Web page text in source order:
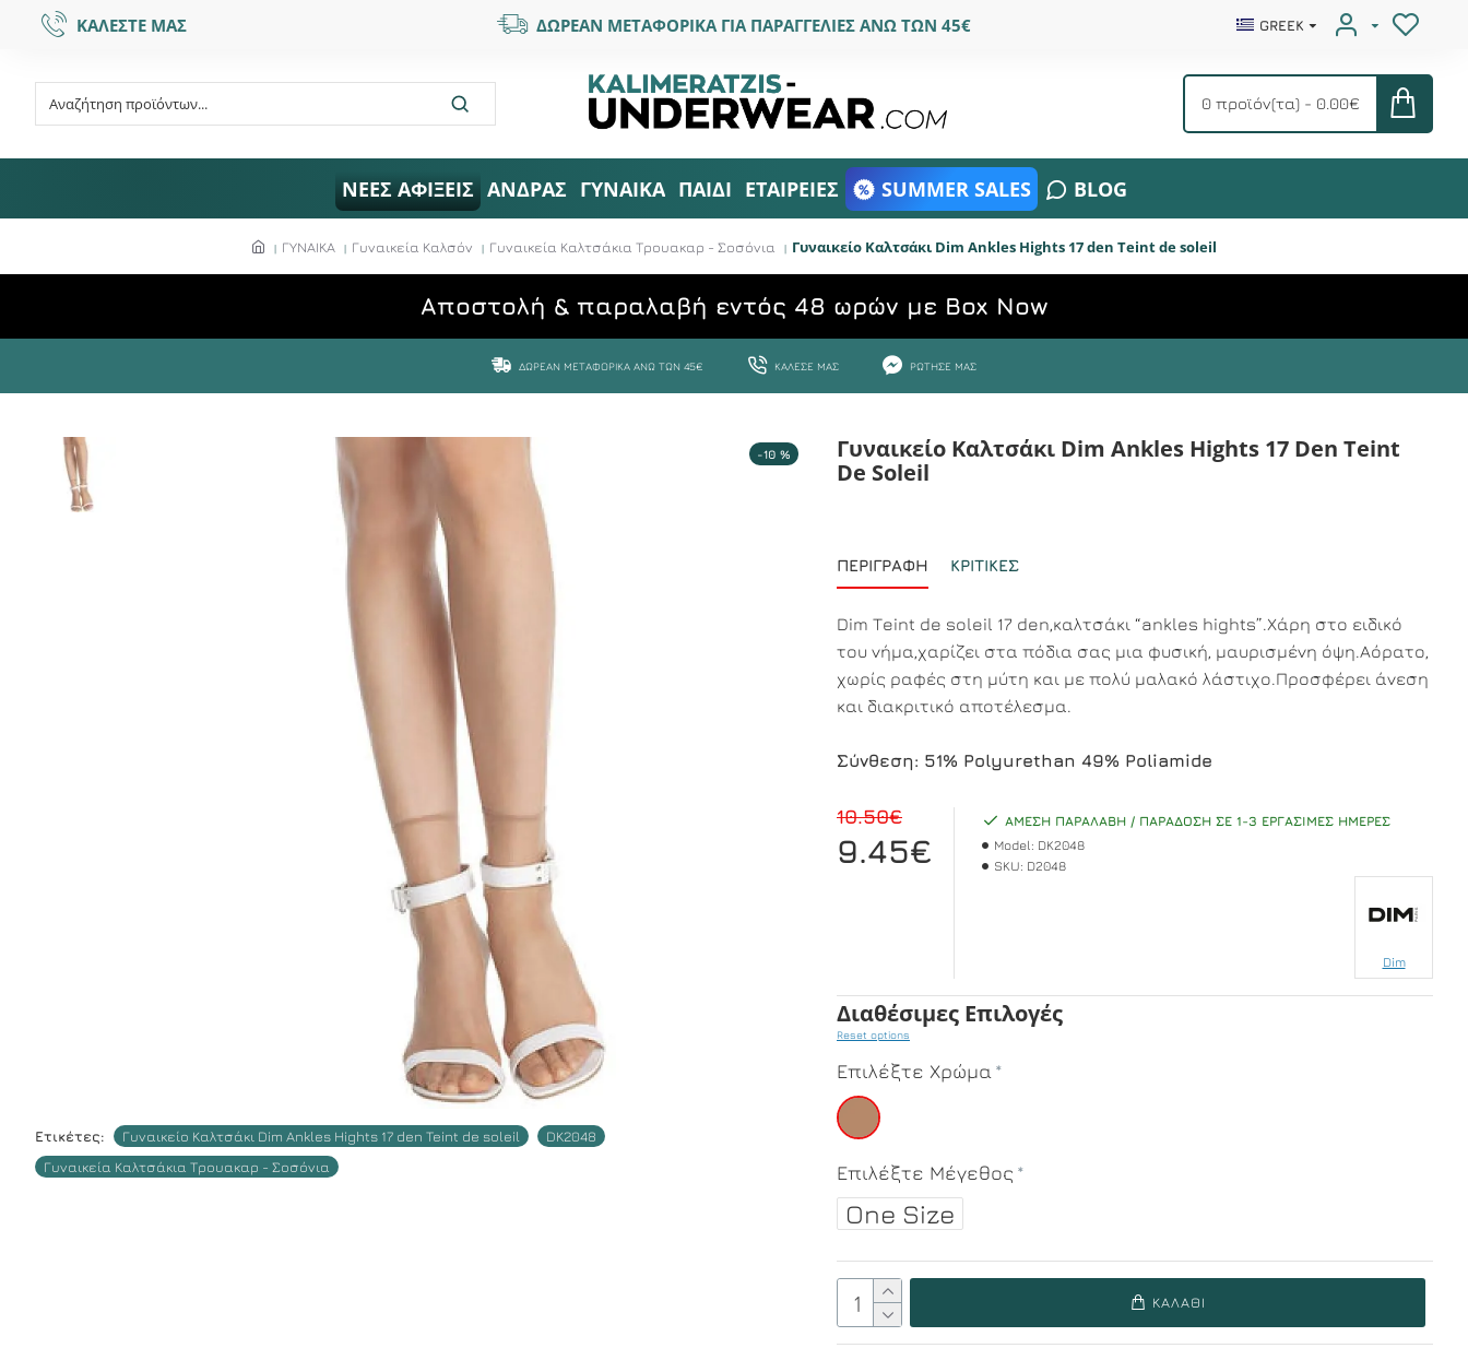
ΚΑΛΕΣΤΕ ΜΑΣ ΔΩΡΕΑΝ ΜΕΤΑΦΟΡΙΚΑ ΓΙΑ ΠΑΡΑΓΓΕΛΙΕΣ ΑΝΩ ΤΩΝ 45€ GREEK
0 προϊόν(τα) - 0.00€
ΝΕΕΣ ΑΦΙΞΕΙΣ ΑΝΔΡΑΣ ΓΥΝΑΙΚΑ ΠΑΙΔΙ ΕΤΑΙΡΕΙΕΣ SUMMER SALES BLOG
ΓΥΝΑΙΚΑ Γυναικεία Καλσόν Γυναικεία Καλτσάκια Τρουακαρ - Σοσόνια Γυναικείο Καλτσάκι Dim Ankles Hights 17 den Teint de soleil
Aποστολή & παραλαβή εντός 48 ωρών με Box Now
ΔΩΡΕΆΝ ΜΕΤΑΦΟΡΙΚΆ ΆΝΩ ΤΩΝ 45€ ΚΆΛΕΣΕ ΜΑΣ ΡΏΤΗΣΕ ΜΑΣ
-10 %
Ετικέτες: Γυναικείο Καλτσάκι Dim Ankles Hights 17 den Teint de soleil
DK2048
Γυναικεία Καλτσάκια Τρουακαρ - Σοσόνια
Γυναικείο Καλτσάκι Dim Ankles Hights 17 Den Teint
De Soleil
ΠΕΡΙΓΡΑΦΉ ΚΡΙΤΙΚΈΣ
Dim Τeint de soleil 17 den,καλτσάκι “ankles hights”.Χάρη στο ειδικό
του νήμα,χαρίζει στα πόδια σας μια φυσική, μαυρισμένη όψη.Αόρατο,
χωρίς ραφές στη μύτη και με πολύ μαλακό λάστιχο.Προσφέρει άνεση
και διακριτικό αποτέλεσμα.
Σύνθεση: 51% Polyurethan 49% Poliamide
9.45€
10.50€
ΆΜΕΣΗ ΠΑΡΑΛΑΒΉ / ΠΑΡΆΔΟΣΗ ΣΕ 1-3 ΕΡΓΆΣΙΜΕΣ ΗΜΈΡΕΣ
Model: DK2048
SKU: D2048
Dim
Διαθέσιμες Επιλογές
Reset options
Επιλέξτε Χρώμα
Επιλέξτε Μέγεθος
One Size
ΚΑΛΆΘΙ